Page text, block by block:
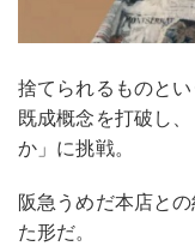
捨てられるものと
既成概念を打破し
か」に挑戦。
阪急うめだ本店と
た形だ。